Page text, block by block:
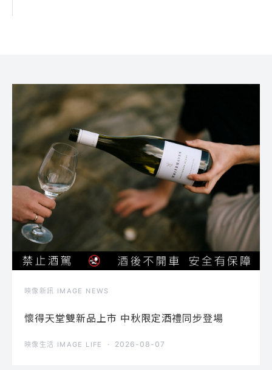
映像新訊 IMAGE NEWS
懷得天堂雙新品上市 中秋限定酒禮同步登場
映像生活 IMAGE LIFE 2026-08-07